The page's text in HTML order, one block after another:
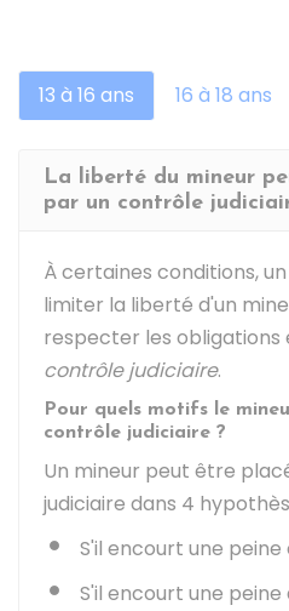
13 à 16 ans 16 à 18 ans
La liberté du mineur
par un contrôle
À certaines conditions,
limiter la liberté d'un
respecter les obligations
contrôle judiciaire.
Pour quels motifs le
contrôle judiciaire ?
Un mineur peut être
judiciaire dans 4
S'il encourt une
S'il encourt une